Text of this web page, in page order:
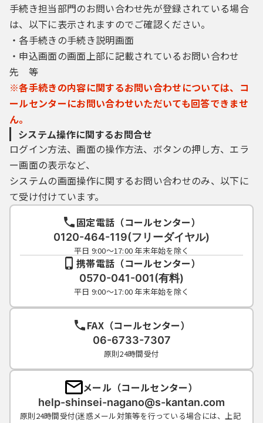
手続き担当部門のお問い合わせ先が登録されている場合
は、以下に表示されますのでご確認ください。
・各手続きの手続き説明画面
・申込画面の画面上部に記載されているお問い合わせ
先 等
※各手続きの内容に関するお問い合わせについては、コ
ールセンターにお問い合わせいただいても回答できませ
ん。
システム操作に関するお問合せ
ログイン方法、画面の操作方法、ボタンの押し方、エラ
ー画面の表示など、
システムの画面操作に関するお問い合わせのみ、以下に
て受け付けています。
固定電話（コールセンター）
0120-464-119(フリーダイヤル)
平日 9:00～17:00 年末年始を除く
携帯電話（コールセンター）
0570-041-001(有料)
平日 9:00～17:00 年末年始を除く
FAX（コールセンター）
06-6733-7307
原則24時間受付
メール（コールセンター）
help-shinsei-nagano@s-kantan.com
原則24時間受付(迷惑メール対策等を行っている場合には、上記